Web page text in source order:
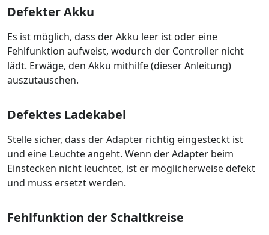
Defekter Akku
Es ist möglich, dass der Akku leer ist oder eine
Fehlfunktion aufweist, wodurch der Controller nicht
lädt. Erwäge, den Akku mithilfe (dieser Anleitung)
auszutauschen.
Defektes Ladekabel
Stelle sicher, dass der Adapter richtig eingesteckt ist
und eine Leuchte angeht. Wenn der Adapter beim
Einstecken nicht leuchtet, ist er möglicherweise defekt
und muss ersetzt werden.
Fehlfunktion der Schaltkreise